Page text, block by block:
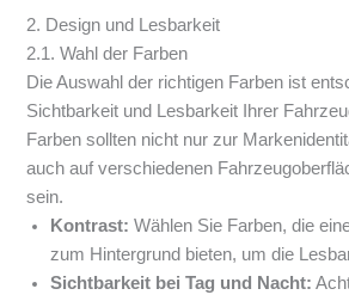
2. Design und Lesbarkeit
2.1. Wahl der Farben
Die Auswahl der richtigen Farben ist
Sichtbarkeit und Lesbarkeit Ihrer
Farben sollten nicht nur zur
auch auf verschiedenen
sein.
Kontrast: Wählen Sie Farben, die
zum Hintergrund bieten, um die
Sichtbarkeit bei Tag und Nacht: